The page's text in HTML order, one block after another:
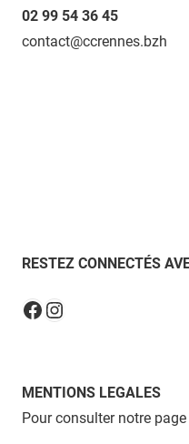
02 99 54 36 45
contact@ccrennes.bzh
RESTEZ CONNECTÉS
Facebook
Instagram
MENTIONS LEGALES
Pour consulter notre